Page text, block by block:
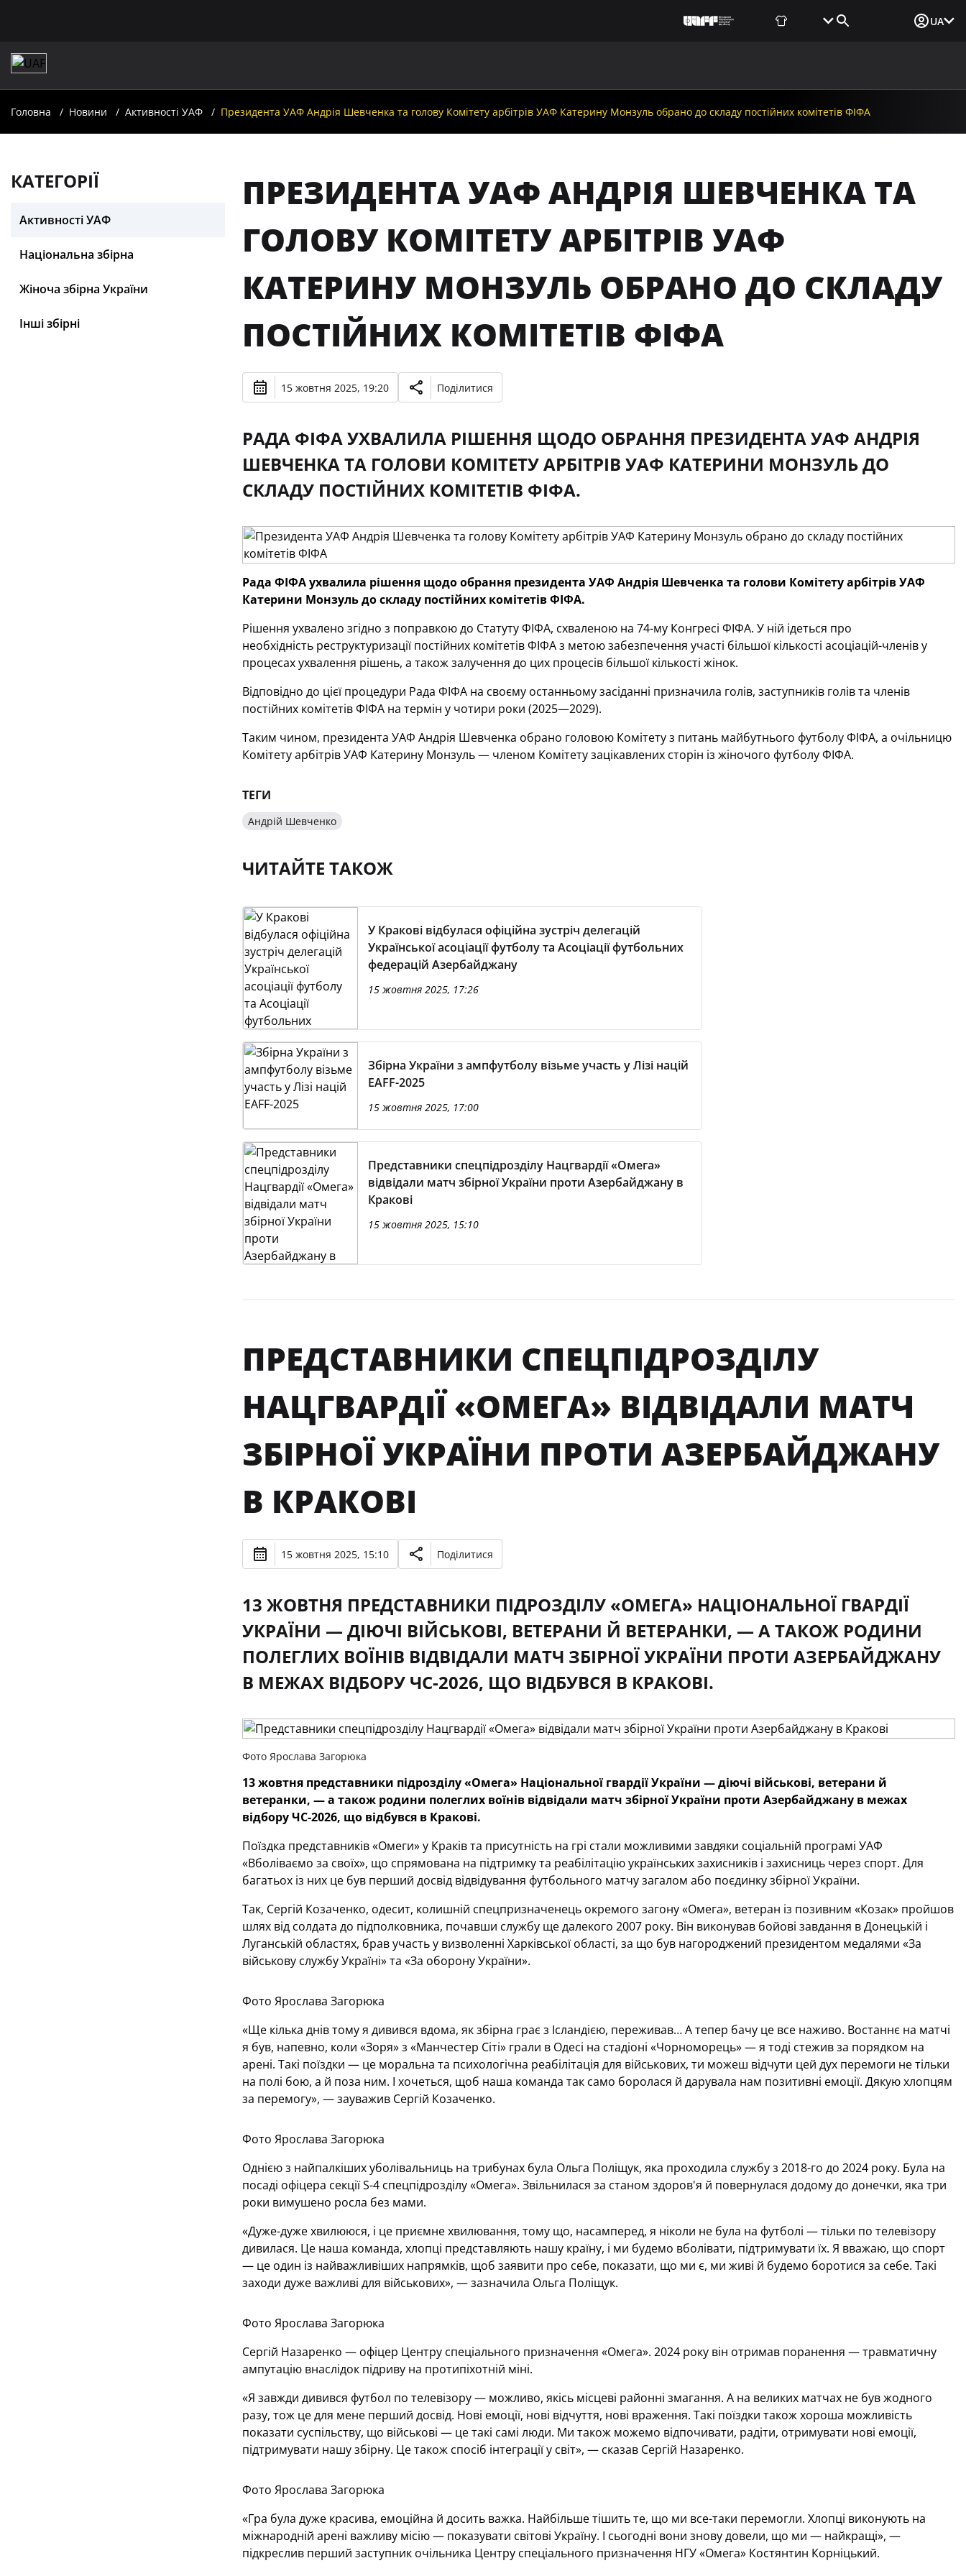
UA
Головна Новини Активності УАФ Президента УАФ Андрія Шевченка та голову Комітету арбітрів УАФ Катерину Монзуль обрано до складу постійних комітетів ФІФА
КАТЕГОРІЇ
Активності УАФ
Національна збірна
Жіноча збірна України
Інші збірні
ПРЕЗИДЕНТА УАФ АНДРІЯ ШЕВЧЕНКА ТА
ГОЛОВУ КОМІТЕТУ АРБІТРІВ УАФ
КАТЕРИНУ МОНЗУЛЬ ОБРАНО ДО СКЛАДУ
ПОСТІЙНИХ КОМІТЕТІВ ФІФА
15 жовтня 2025, 19:20 Поділитися
РАДА ФІФА УХВАЛИЛА РІШЕННЯ ЩОДО ОБРАННЯ ПРЕЗИДЕНТА УАФ АНДРІЯ
ШЕВЧЕНКА ТА ГОЛОВИ КОМІТЕТУ АРБІТРІВ УАФ КАТЕРИНИ МОНЗУЛЬ ДО
СКЛАДУ ПОСТІЙНИХ КОМІТЕТІВ ФІФА.
Рада ФІФА ухвалила рішення щодо обрання президента УАФ Андрія Шевченка та голови Комітету арбітрів УАФ
Катерини Монзуль до складу постійних комітетів ФІФА.
Рішення ухвалено згідно з поправкою до Статуту ФІФА, схваленою на 74-му Конгресі ФІФА. У ній ідеться про
необхідність реструктуризації постійних комітетів ФІФА з метою забезпечення участі більшої кількості асоціацій-членів у
процесах ухвалення рішень, а також залучення до цих процесів більшої кількості жінок.
Відповідно до цієї процедури Рада ФІФА на своєму останньому засіданні призначила голів, заступників голів та членів
постійних комітетів ФІФА на термін у чотири роки (2025—2029).
Таким чином, президента УАФ Андрія Шевченка обрано головою Комітету з питань майбутнього футболу ФІФА, а очільницю
Комітету арбітрів УАФ Катерину Монзуль — членом Комітету зацікавлених сторін із жіночого футболу ФІФА.
ТЕГИ
Андрій Шевченко
ЧИТАЙТЕ ТАКОЖ
У Кракові відбулася офіційна зустріч делегацій
Української асоціації футболу та Асоціації футбольних
федерацій Азербайджану
15 жовтня 2025, 17:26
Збірна України з ампфутболу візьме участь у Лізі націй
EAFF-2025
15 жовтня 2025, 17:00
Представники спецпідрозділу Нацгвардії «Омега»
відвідали матч збірної України проти Азербайджану в
Кракові
15 жовтня 2025, 15:10
ПРЕДСТАВНИКИ СПЕЦПІДРОЗДІЛУ
НАЦГВАРДІЇ «ОМЕГА» ВІДВІДАЛИ МАТЧ
ЗБІРНОЇ УКРАЇНИ ПРОТИ АЗЕРБАЙДЖАНУ
В КРАКОВІ
15 жовтня 2025, 15:10 Поділитися
13 ЖОВТНЯ ПРЕДСТАВНИКИ ПІДРОЗДІЛУ «ОМЕГА» НАЦІОНАЛЬНОЇ ГВАРДІЇ
УКРАЇНИ — ДІЮЧІ ВІЙСЬКОВІ, ВЕТЕРАНИ Й ВЕТЕРАНКИ, — А ТАКОЖ РОДИНИ
ПОЛЕГЛИХ ВОЇНІВ ВІДВІДАЛИ МАТЧ ЗБІРНОЇ УКРАЇНИ ПРОТИ АЗЕРБАЙДЖАНУ
В МЕЖАХ ВІДБОРУ ЧС-2026, ЩО ВІДБУВСЯ В КРАКОВІ.
Фото Ярослава Загорюка
13 жовтня представники підрозділу «Омега» Національної гвардії України — діючі військові, ветерани й
ветеранки, — а також родини полеглих воїнів відвідали матч збірної України проти Азербайджану в межах
відбору ЧС-2026, що відбувся в Кракові.
Поїздка представників «Омеги» у Краків та присутність на грі стали можливими завдяки соціальній програмі УАФ
«Вболіваємо за своїх», що спрямована на підтримку та реабілітацію українських захисників і захисниць через спорт. Для
багатьох із них це був перший досвід відвідування футбольного матчу загалом або поєдинку збірної України.
Так, Сергій Козаченко, одесит, колишній спецпризначенець окремого загону «Омега», ветеран із позивним «Козак» пройшов
шлях від солдата до підполковника, почавши службу ще далекого 2007 року. Він виконував бойові завдання в Донецькій і
Луганській областях, брав участь у визволенні Харківської області, за що був нагороджений президентом медалями «За
військову службу Україні» та «За оборону України».
Фото Ярослава Загорюка
«Ще кілька днів тому я дивився вдома, як збірна грає з Ісландією, переживав… А тепер бачу це все наживо. Востаннє на матчі
я був, напевно, коли «Зоря» з «Манчестер Сіті» грали в Одесі на стадіоні «Чорноморець» — я тоді стежив за порядком на
арені. Такі поїздки — це моральна та психологічна реабілітація для військових, ти можеш відчути цей дух перемоги не тільки
на полі бою, а й поза ним. І хочеться, щоб наша команда так само боролася й дарувала нам позитивні емоції. Дякую хлопцям
за перемогу», — зауважив Сергій Козаченко.
Фото Ярослава Загорюка
Однією з найпалкіших уболівальниць на трибунах була Ольга Поліщук, яка проходила службу з 2018-го до 2024 року. Була на
посаді офіцера секції S-4 спецпідрозділу «Омега». Звільнилася за станом здоров'я й повернулася додому до донечки, яка три
роки вимушено росла без мами.
«Дуже-дуже хвилююся, і це приємне хвилювання, тому що, насамперед, я ніколи не була на футболі — тільки по телевізору
дивилася. Це наша команда, хлопці представляють нашу країну, і ми будемо вболівати, підтримувати їх. Я вважаю, що спорт
— це один із найважливіших напрямків, щоб заявити про себе, показати, що ми є, ми живі й будемо боротися за себе. Такі
заходи дуже важливі для військових», — зазначила Ольга Поліщук.
Фото Ярослава Загорюка
Сергій Назаренко — офіцер Центру спеціального призначення «Омега». 2024 року він отримав поранення — травматичну
ампутацію внаслідок підриву на протипіхотній міні.
«Я завжди дивився футбол по телевізору — можливо, якісь місцеві районні змагання. А на великих матчах не був жодного
разу, тож це для мене перший досвід. Нові емоції, нові відчуття, нові враження. Такі поїздки також хороша можливість
показати суспільству, що військові — це такі самі люди. Ми також можемо відпочивати, радіти, отримувати нові емоції,
підтримувати нашу збірну. Це також спосіб інтеграції у світ», — сказав Сергій Назаренко.
Фото Ярослава Загорюка
«Гра була дуже красива, емоційна й досить важка. Найбільше тішить те, що ми все-таки перемогли. Хлопці виконують на
міжнародній арені важливу місію — показувати світові Україну. І сьогодні вони знову довели, що ми — найкращі», —
підкреслив перший заступник очільника Центру спеціального призначення НГУ «Омега» Костянтин Корніцький.